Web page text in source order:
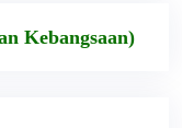
Kebangsaan)